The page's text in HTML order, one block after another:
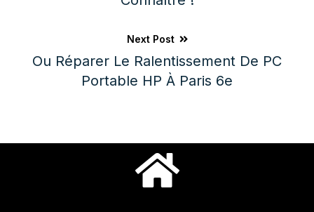
Next Post
Ou Réparer Le Ralentissement De PC
Portable HP À Paris 6e